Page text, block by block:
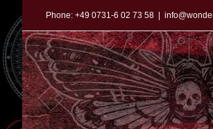
Inhalt
springen
Phone: +49 0731-6 02 73 58